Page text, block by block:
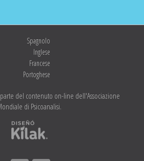
Spagnolo
Inglese
Francese
Portoghese
del contenuto on-line dell'Associazione
di Psicoanalisi.